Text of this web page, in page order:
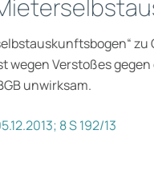
wegen Verstoßes
unwirksam.
8 S 192/13